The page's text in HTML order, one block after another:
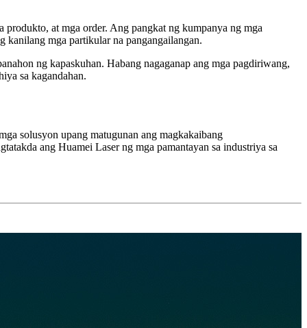
produkto, at mga order. Ang pangkat ng kumpanya ng mga
kanilang mga partikular na pangangailangan.
ng kapaskuhan. Habang nagaganap ang mga pagdiriwang,
sa kagandahan.
solusyon upang matugunan ang magkakaibang
ang Huamei Laser ng mga pamantayan sa industriya sa